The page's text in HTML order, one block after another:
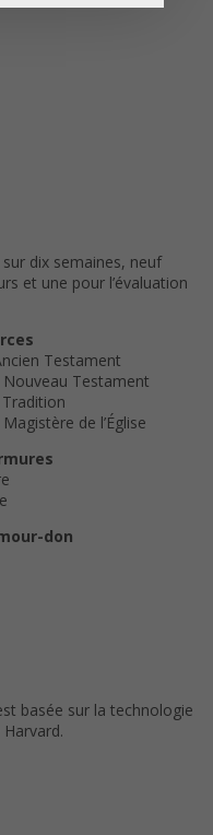
dix semaines, neuf
et une pour l’évaluation
Testament
Nouveau Testament
Tradition
de l’Église
don
basée sur la technologie